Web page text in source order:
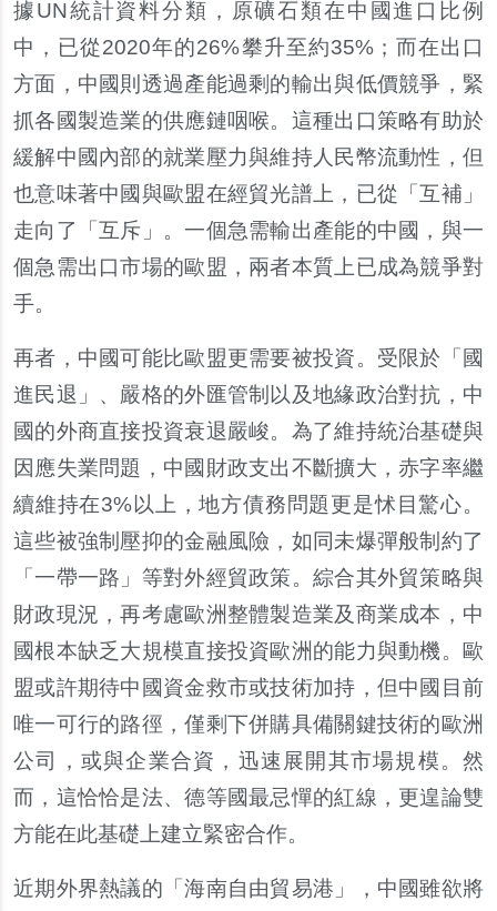
據UN統計資料分類，原礦石類在中國進口比例
中，已從2020年的26%攀升至約35%；而在出口
方面，中國則透過產能過剩的輸出與低價競爭，緊
抓各國製造業的供應鏈咽喉。這種出口策略有助於
緩解中國內部的就業壓力與維持人民幣流動性，但
也意味著中國與歐盟在經貿光譜上，已從「互補」
走向了「互斥」。一個急需輸出產能的中國，與一
個急需出口市場的歐盟，兩者本質上已成為競爭對
手。
再者，中國可能比歐盟更需要被投資。受限於「國
進民退」、嚴格的外匯管制以及地緣政治對抗，中
國的外商直接投資衰退嚴峻。為了維持統治基礎與
因應失業問題，中國財政支出不斷擴大，赤字率繼
續維持在3%以上，地方債務問題更是怵目驚心。
這些被強制壓抑的金融風險，如同未爆彈般制約了
「一帶一路」等對外經貿政策。綜合其外貿策略與
財政現況，再考慮歐洲整體製造業及商業成本，中
國根本缺乏大規模直接投資歐洲的能力與動機。歐
盟或許期待中國資金救市或技術加持，但中國目前
唯一可行的路徑，僅剩下併購具備關鍵技術的歐洲
公司，或與企業合資，迅速展開其市場規模。然
而，這恰恰是法、德等國最忌憚的紅線，更遑論雙
方能在此基礎上建立緊密合作。
近期外界熱議的「海南自由貿易港」，中國雖欲將